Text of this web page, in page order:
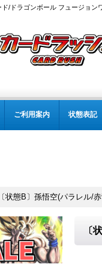
ド/ドラゴンボール フュージョン
ご利用案内 状態表記
〔状態B〕孫悟空(パラレル/
〔